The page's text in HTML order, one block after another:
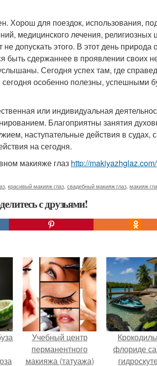
Хорош для поездок, использования,
медицинского лечения,
не допускать этого. В этот день
быть сдержаннее в проявлении своих
Сегодня успех там, где
сегодня особенно полезны, успешными
или индивидуальная
Благоприятны занятия
наступательные действия в
на сегодня.
макияже глаз http://
красивый макияж глаз свадебный макияж глаз макияж
с друзьями!
Учебный центр
перманентного
макияжа (татуажа)
флориде